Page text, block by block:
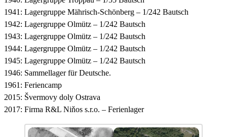
1941: Lagergruppe Mährisch-Schönberg – 1/242 Bautsch
1942: Lagergruppe Olmütz – 1/242 Bautsch
1943: Lagergruppe Olmütz – 1/242 Bautsch
1944: Lagergruppe Olmütz – 1/242 Bautsch
1945: Lagergruppe Olmütz – 1/242 Bautsch
1946: Sammellager für Deutsche.
1961: Feriencamp
2015: Švermovy doly Ostrava
2017: Firma R&L Niňos s.r.o. – Ferienlager